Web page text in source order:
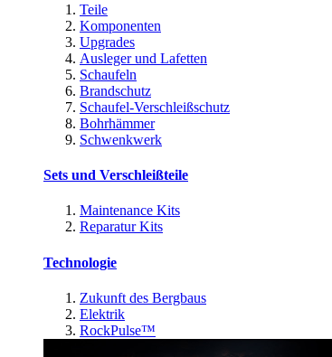
Teile
Komponenten
Upgrades
Ausleger und Lafetten
Schaufeln
Brandschutz
Schaufel-Verschleißschutz
Bohrhämmer
Schwenkwerk
Sets und Verschleißteile
Maintenance Kits
Reparatur Kits
Technologie
Zukunft des Bergbaus
Elektrik
RockPulse™